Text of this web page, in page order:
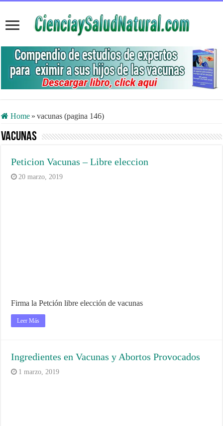
Home » vacunas (pagina 146)
vacunas
Peticion Vacunas – Libre eleccion
20 marzo, 2019
Firma la Petción libre elección de vacunas
Leer Más
Ingredientes en Vacunas y Abortos Provocados
1 marzo, 2019